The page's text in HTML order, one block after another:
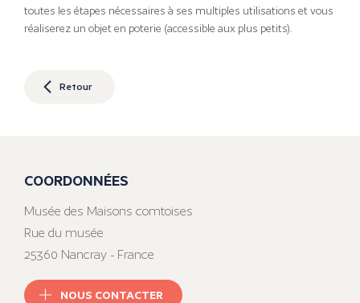
toutes les étapes nécessaires à ses multiples utilisations et vous
réaliserez un objet en poterie (accessible aux plus petits).
Retour
COORDONNÉES
Musée des Maisons comtoises
Rue du musée
25360 Nancray - France
NOUS CONTACTER